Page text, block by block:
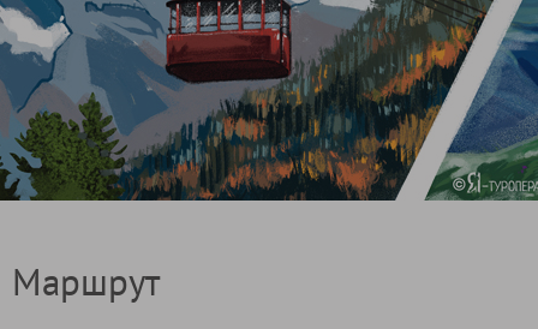
Маршрут